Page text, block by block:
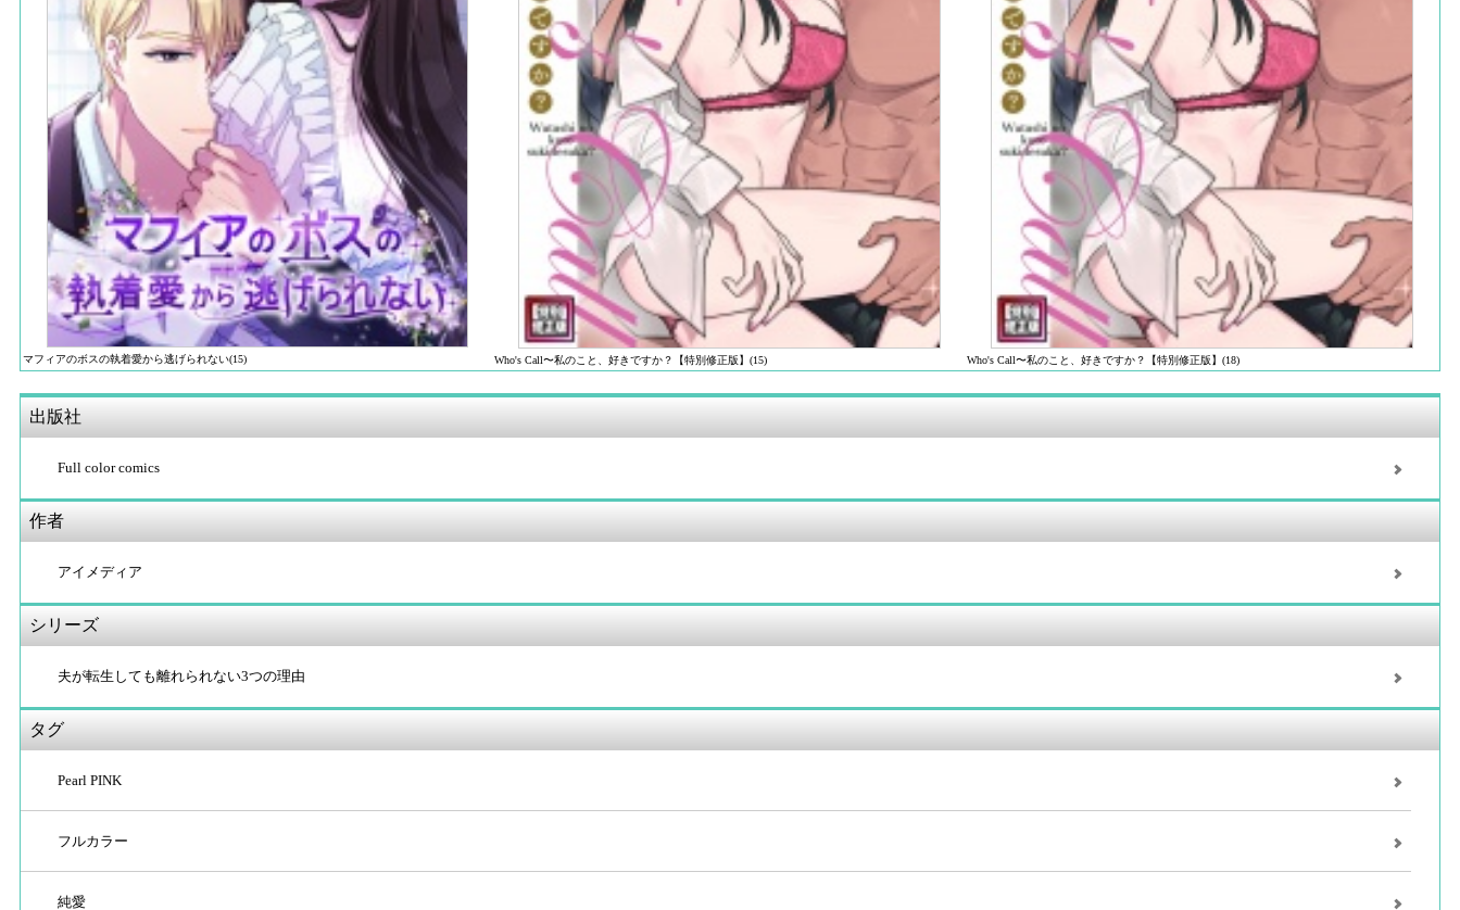
マフィアのボスの執着愛から逃げられない(15) Who's Call〜私のこと、好きですか？【特別修正版】(15) Who's Call〜私のこと、好きですか？【特別修正版】(18)
出版社
Full color comics
作者
アイメディア
シリーズ
夫が転生しても離れられない3つの理由
タグ
Pearl PINK
フルカラー
純愛